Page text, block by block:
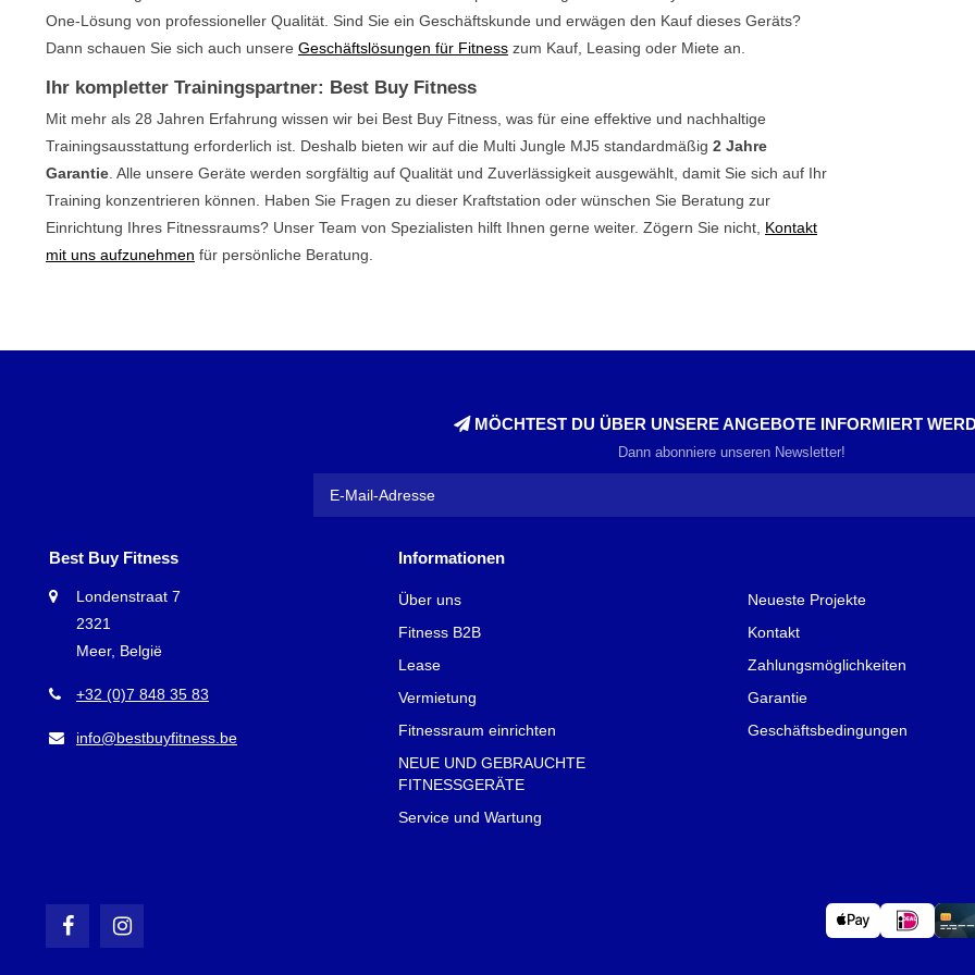
One-Lösung von professioneller Qualität. Sind Sie ein Geschäftskunde und erwägen den Kauf dieses Geräts?
Dann schauen Sie sich auch unsere Geschäftslösungen für Fitness zum Kauf, Leasing oder Miete an.
Ihr kompletter Trainingspartner: Best Buy Fitness
Mit mehr als 28 Jahren Erfahrung wissen wir bei Best Buy Fitness, was für eine effektive und nachhaltige
Trainingsausstattung erforderlich ist. Deshalb bieten wir auf die Multi Jungle MJ5 standardmäßig 2 Jahre
Garantie . Alle unsere Geräte werden sorgfältig auf Qualität und Zuverlässigkeit ausgewählt, damit Sie sich auf Ihr
Training konzentrieren können. Haben Sie Fragen zu dieser Kraftstation oder wünschen Sie Beratung zur
Einrichtung Ihres Fitnessraums? Unser Team von Spezialisten hilft Ihnen gerne weiter. Zögern Sie nicht, Kontakt
mit uns aufzunehmen für persönliche Beratung.
MÖCHTEST DU ÜBER UNSERE ANGEBOTE INFORMIERT
Dann abonniere unseren Newsletter!
Best Buy Fitness
Londenstraat 7
2321
Meer, België
+32 (0)7 848 35 83
info@bestbuyfitness.be
Informationen
Über uns
Fitness B2B
Lease
Vermietung
Fitnessraum einrichten
NEUE UND GEBRAUCHTE
FITNESSGERÄTE
Service und Wartung
Neueste Projekte
Kontakt
Zahlungsmöglichkeiten
Garantie
Geschäftsbedingungen